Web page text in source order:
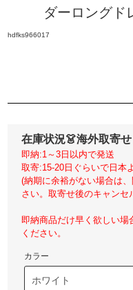
ダーロングド
hdfks966017
在庫状況👗海外取寄せ
即納:1～3日以内で発送
取寄:15-20日ぐらいで日本
(納期に余裕がない場合は
さい。取寄せ後のキャンセ
即納商品だけ早く欲しい場
ください。
カラー